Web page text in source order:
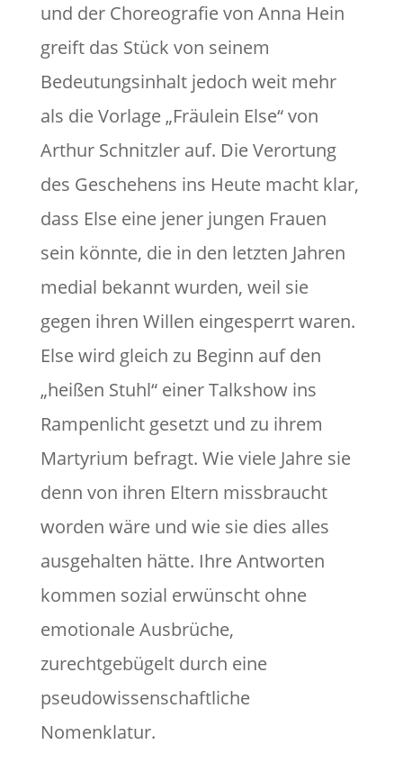
und der Choreografie von Anna Hein
greift das Stück von seinem
Bedeutungsinhalt jedoch weit mehr
als die Vorlage „Fräulein Else“ von
Arthur Schnitzler auf. Die Verortung
des Geschehens ins Heute macht klar,
dass Else eine jener jungen Frauen
sein könnte, die in den letzten Jahren
medial bekannt wurden, weil sie
gegen ihren Willen eingesperrt waren.
Else wird gleich zu Beginn auf den
„heißen Stuhl“ einer Talkshow ins
Rampenlicht gesetzt und zu ihrem
Martyrium befragt. Wie viele Jahre sie
denn von ihren Eltern missbraucht
worden wäre und wie sie dies alles
ausgehalten hätte. Ihre Antworten
kommen sozial erwünscht ohne
emotionale Ausbrüche,
zurechtgebügelt durch eine
pseudowissenschaftliche
Nomenklatur.